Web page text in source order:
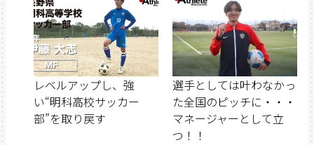
レベルアップし、強
い“明科高校サッカー
部”を取り戻す
選手としては叶わなかっ
た全国のピッチに・・・
マネージャーとして立
つ！！